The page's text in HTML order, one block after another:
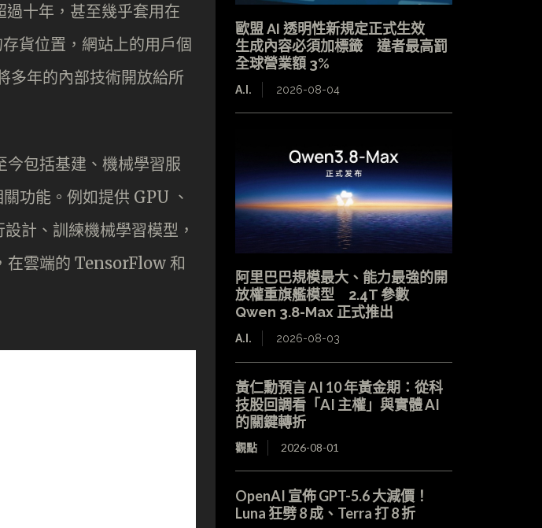
十年，甚至幾乎套用在
貨位置，網站上的用戶個
多年的內部技術開放給所
包括基建、機械學習服
功能。例如提供 GPU 、
計、訓練機械學習模型，
在雲端的 TensorFlow 和
歐盟 AI 透明性新規定正式生效
生成內容必須加標籤 違者最高罰
全球營業額 3%
A.I. 2026-08-04
阿里巴巴規模最大、能力最強的開
放權重旗艦模型 2.4T 參數
Qwen 3.8-Max 正式推出
A.I. 2026-08-03
黃仁勳預言 AI 10 年黃金期：從科
技股回調看「AI 主權」與實體 AI
的關鍵轉折
觀點 2026-08-01
OpenAI 宣佈 GPT-5.6 大減價！
Luna 狂劈 8 成、Terra 打 8 折